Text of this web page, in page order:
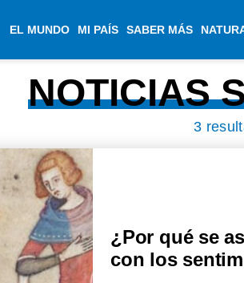
EL MUNDO MI PAÍS SABER MÁS
NOTICIAS
3
¿Por qué se
con los